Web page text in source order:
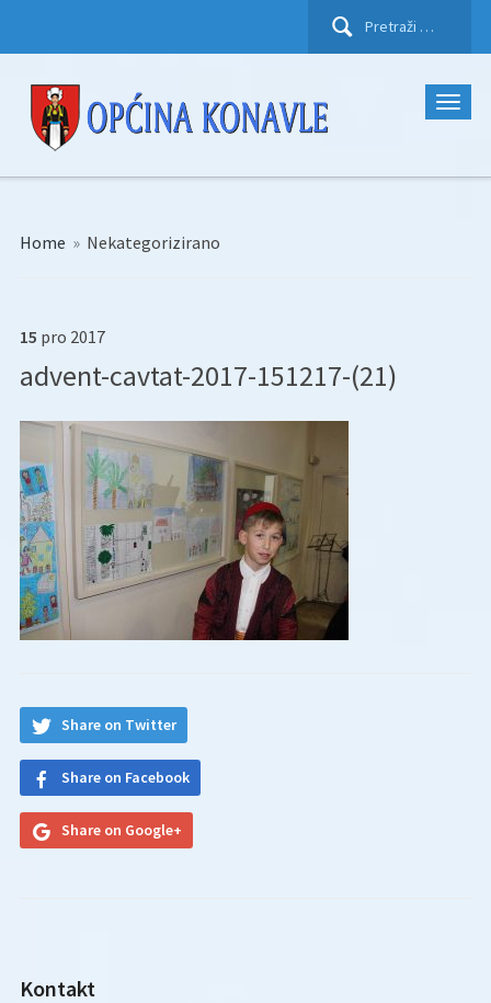
Pretraži:
Home » Nekategorizirano
15 pro 2017
advent-cavtat-2017-151217-(21)
Share on Twitter
Share on Facebook
Share on Google+
Kontakt